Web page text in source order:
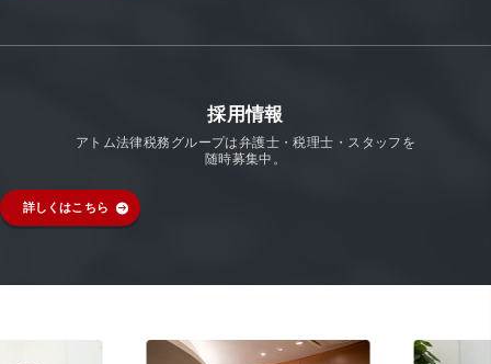
採用情報
アトム法律税務グループは弁護士・税理士・スタッフを
随時募集中。
詳しくはこちら